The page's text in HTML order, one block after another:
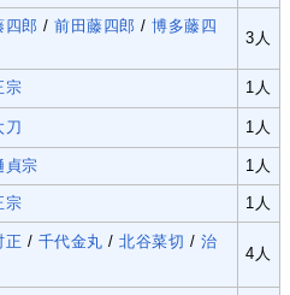
四郎 /前田藤四郎 /博多藤四
3人
宗 1人
刀 1人
貞宗 1人
宗 1人
正 / 千代金丸 /北谷菜切 / 治
4人